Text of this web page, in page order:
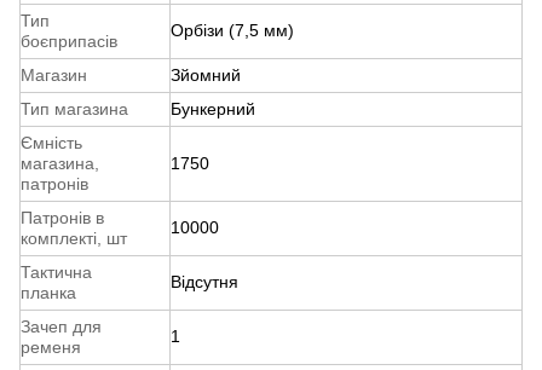
Тип
боєприпасів
Орбізи (7,5 мм)
Магазин
Зйомний
Тип магазина
Бункерний
Ємність
магазина,
патронів
1750
Патронів в
комплекті, шт
10000
Тактична
планка
Відсутня
Зачеп для
ременя
1